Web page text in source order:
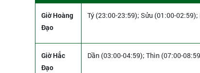
Giờ Hoàng
Đạo
Tý (23:00-23:59); Sửu (01:00-
Giờ Hắc
Đạo
Dần (03:00-04:59); Thìn (07:00-